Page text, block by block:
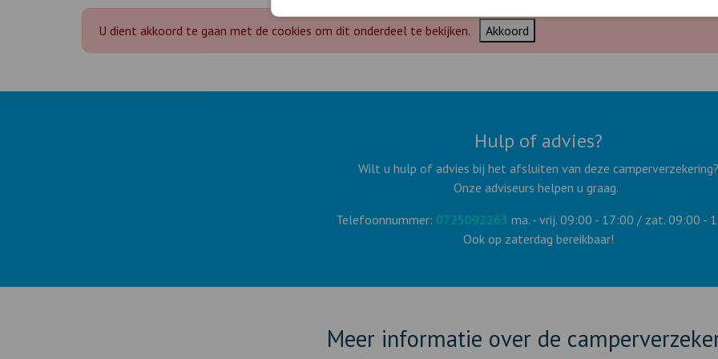
U dient akkoord te gaan met de cookies om dit onderdeel te bekijken. Akkoord
Hulp of advies?
Wilt u hulp of advies bij het afsluiten van deze camperverzekering?
Onze adviseurs helpen u graag.
Telefoonnummer: 0725092263 ma. - vrij. 09:00 - 17:00 / zat. 09:00 -
Ook op zaterdag bereikbaar!
Meer informatie over de